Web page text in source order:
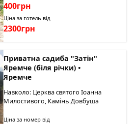
400грн
Ціна за готель від
2300грн
Приватна садиба "Затін"
Яремче (біля річки) •
Яремче
Навколо: Церква святого Іоанна
Милостивого, Камінь Довбуша
Ціна за номер від